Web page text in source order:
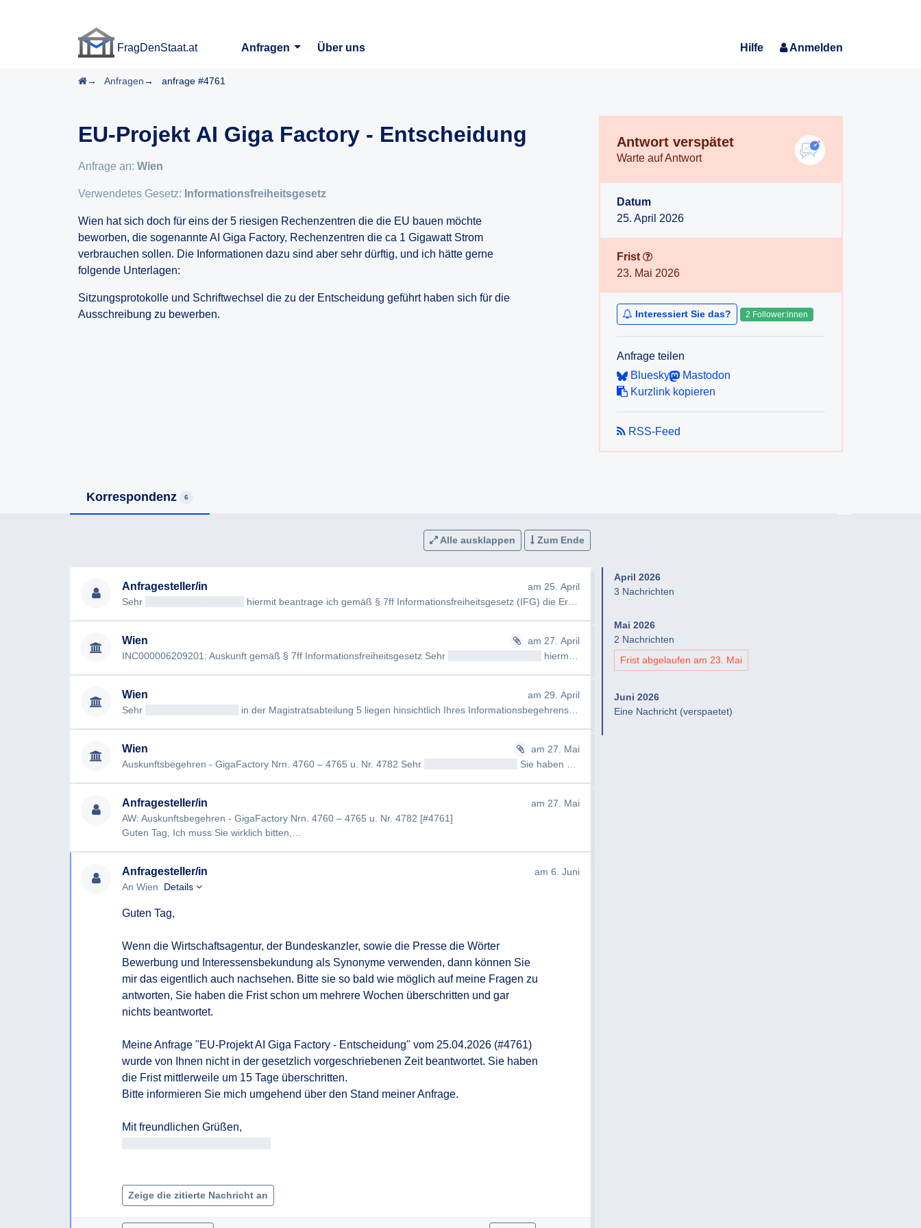
FragDenStaat.at
Anfragen
Über uns Hilfe Anmelden
Startseite
Anfragen anfrage #4761
EU-Projekt AI Giga Factory - Entscheidung
Anfrage an: Wien
Verwendetes Gesetz: Informationsfreiheitsgesetz
Wien hat sich doch für eins der 5 riesigen Rechenzentren die die EU bauen möchte
beworben, die sogenannte AI Giga Factory, Rechenzentren die ca 1 Gigawatt Strom
verbrauchen sollen. Die Informationen dazu sind aber sehr dürftig, und ich hätte gerne
folgende Unterlagen:
Sitzungsprotokolle und Schriftwechsel die zu der Entscheidung geführt haben sich für die
Ausschreibung zu bewerben.
Antwort verspätet
Warte auf Antwort
Datum
25. April 2026
Frist
23. Mai 2026
Interessiert Sie das? 2 Follower:innen
Anfrage teilen
Bluesky
Mastodon
Kurzlink kopieren
RSS-Feed
Korrespondenz 6
Alle ausklappen Zum Ende
Anfragesteller/in
am 25. April
Sehr
hiermit beantrage ich gemäß § 7ff Informationsfreiheitsgesetz (IFG) die Erteilung fo…
Wien
am 27. April
INC000006209201: Auskunft gemäß § 7ff Informationsfreiheitsgesetz Sehr
hiermit möchten wir…
Wien
am 29. April
Sehr
in der Magistratsabteilung 5 liegen hinsichtlich Ihres Informationsbegehrens vom 25. …
Wien
am 27. Mai
Auskunftsbegehren - GigaFactory Nrn. 4760 – 4765 u. Nr. 4782 Sehr
Sie haben am 25.04.2026 …
Anfragesteller/in
am 27. Mai
AW: Auskunftsbegehren - GigaFactory Nrn. 4760 – 4765 u. Nr. 4782 [#4761]
Guten Tag, Ich muss Sie wirklich bitten,…
Anfragesteller/in
am 6. Juni
An Wien
Details
Guten Tag,
Wenn die Wirtschaftsagentur, der Bundeskanzler, sowie die Presse die Wörter
Bewerbung und Interessensbekundung als Synonyme verwenden, dann können Sie
mir das eigentlich auch nachsehen. Bitte sie so bald wie möglich auf meine Fragen zu
antworten, Sie haben die Frist schon um mehrere Wochen überschritten und gar
nichts beantwortet.
Meine Anfrage "EU-Projekt AI Giga Factory - Entscheidung" vom 25.04.2026 (#4761)
wurde von Ihnen nicht in der gesetzlich vorgeschriebenen Zeit beantwortet. Sie haben
die Frist mittlerweile um 15 Tage überschritten.
Bitte informieren Sie mich umgehend über den Stand meiner Anfrage.
Zeige die zitierte Nachricht an
April 2026
3 Nachrichten
Mai 2026
2 Nachrichten
Frist abgelaufen am 23. Mai
Juni 2026
Eine Nachricht (verspaetet)